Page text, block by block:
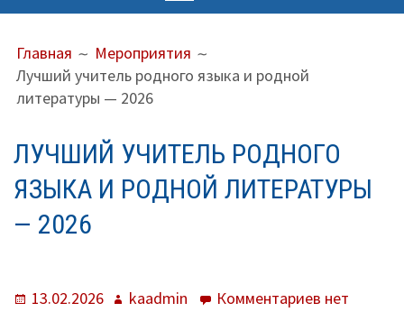
МЕНЮ
Управление образования
О нас
Система образования
НА
САЙТЕ
КРОШКИ)
Главная
Мероприятия
Лучший учитель родного языка и родной
литературы — 2026
ЛУЧШИЙ УЧИТЕЛЬ РОДНОГО
ЯЗЫКА И РОДНОЙ ЛИТЕРАТУРЫ
— 2026
Опубликовано
13.02.2026 Автор
kaadmin Комментариев кнет